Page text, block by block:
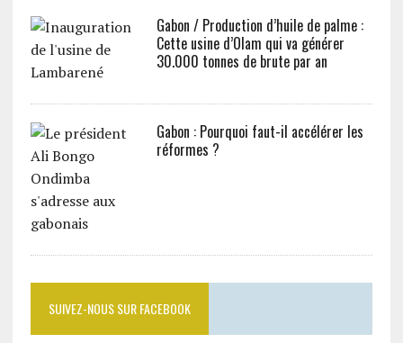
Gabon / Production d’huile de palme :
Cette usine d’Olam qui va générer
30.000 tonnes de brute par an
Gabon : Pourquoi faut-il accélérer les
réformes ?
SUIVEZ-NOUS SUR FACEBOOK